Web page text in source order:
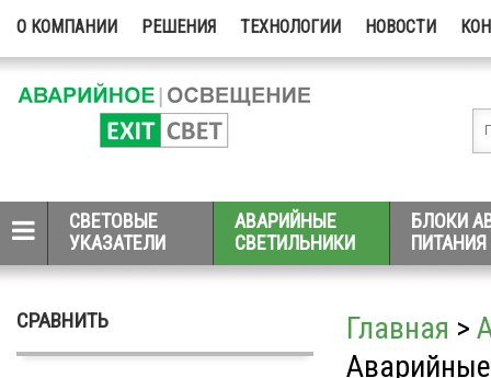
О КОМПАНИИ РЕШЕНИЯ ТЕХНОЛОГИИ НОВОСТИ
СВЕТОВЫЕ
УКАЗАТЕЛИ
АВАРИЙНЫЕ
СВЕТИЛЬНИКИ
БЛОКИ
ПИТАНИЯ
СРАВНИТЬ Главная >